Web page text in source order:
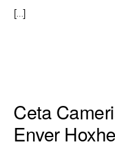
[…]
Ceta
Enver